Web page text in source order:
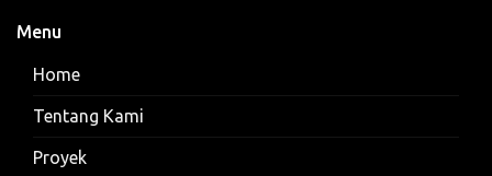
Menu
Home
Tentang Kami
Proyek